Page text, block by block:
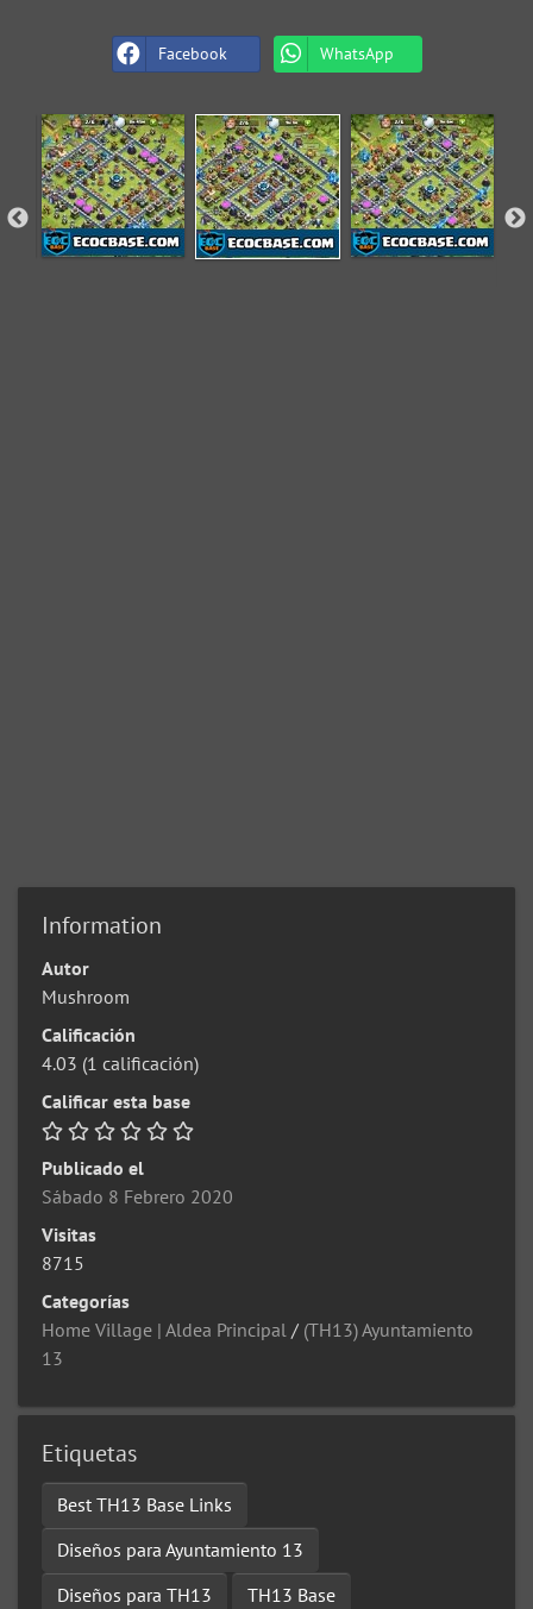
Facebook WhatsApp
Information
Autor
Mushroom
Calificación
4.03 (1 calificación)
Calificar esta base
Publicado el
Sábado 8 Febrero 2020
Visitas
8715
Categorías
Home Village | Aldea Principal / (TH13) Ayuntamiento
13
Etiquetas
Best TH13 Base Links
Diseños para Ayuntamiento 13
Diseños para TH13
TH13 Base